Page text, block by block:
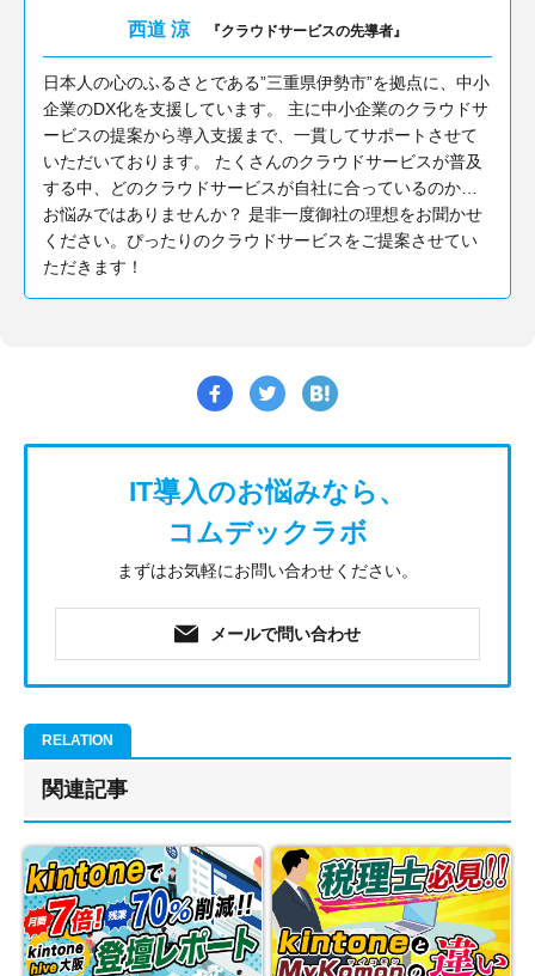
西道 涼 『クラウドサービスの先導者』
日本人の心のふるさとである”三重県伊勢市”を拠点に、中小
企業のDX化を支援しています。 主に中小企業のクラウドサ
ービスの提案から導入支援まで、一貫してサポートさせて
いただいております。 たくさんのクラウドサービスが普及
する中、どのクラウドサービスが自社に合っているのか…
お悩みではありませんか？ 是非一度御社の理想をお聞かせ
ください。ぴったりのクラウドサービスをご提案させてい
ただきます！
IT導入のお悩みなら、
コムデックラボ
まずはお気軽にお問い合わせください。
メールで問い合わせ
関連記事